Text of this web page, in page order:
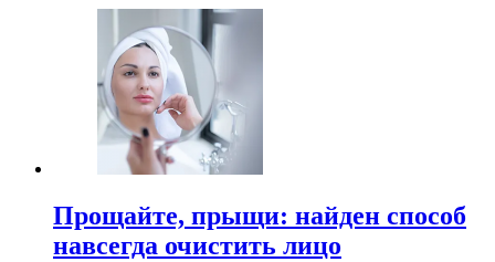
Прощайте, прыщи: найден способ
навсегда очистить лицо